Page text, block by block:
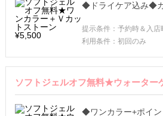
◆ドライケア込み◆
提示条件：予約時＆入店
利用条件：初回のみ
ソフトジェルオフ無料★ウォーター
◆ワンカラー+ポイン